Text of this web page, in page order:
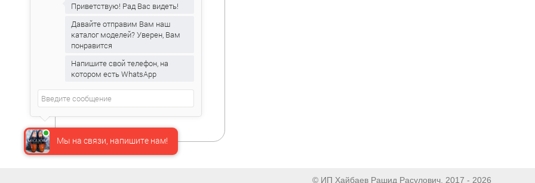
© ИП Хайбаев Рашид Расулович, 2017 - 2026
Мы на связи, напишите нам!
Приветствую! Рад Вас видеть!
Давайте отправим Вам наш
каталог моделей? Уверен, Вам
понравится
Напишите свой телефон, на
котором есть WhatsApp